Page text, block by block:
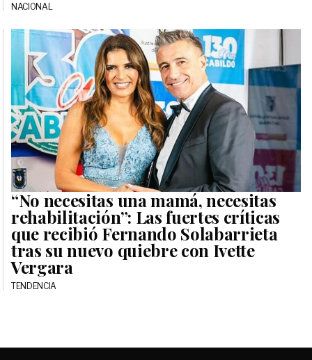
NACIONAL
“No necesitas una mamá, necesitas
rehabilitación”: Las fuertes críticas
que recibió Fernando Solabarrieta
tras su nuevo quiebre con Ivette
Vergara
TENDENCIA